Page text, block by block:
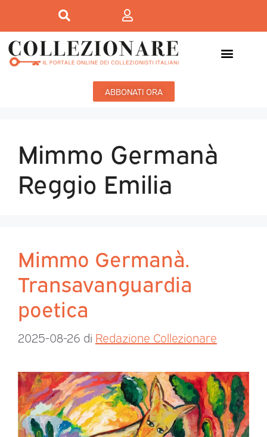
ABBONATI ORA
Mimmo Germanà
Reggio Emilia
Mimmo Germanà.
Transavanguardia
poetica
2025-08-26 di Redazione Collezionare